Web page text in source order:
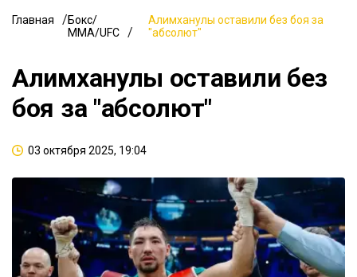
Главная
Бокс/
ММА/UFC
Алимханулы оставили без боя за
"абсолют"
Алимханулы оставили без
боя за "абсолют"
03 октября 2025, 19:04